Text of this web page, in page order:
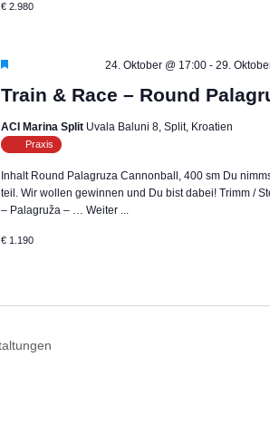
€ 2.980
Train & Race – Round
24. Oktober @ 17:00- 29.
ACI Marina Split Uvala Baluni 8, Split, Kroatien
Praxis
Inhalt Round Palagruza Cannonball, 400 sm Du
teil. Wir wollen gewinnen und Du bist dabei! Trimm /
– Palagruža – … Weiter ...
€ 1.190